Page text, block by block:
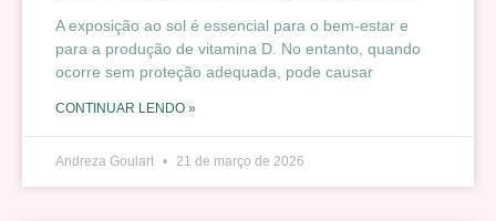
A exposição ao sol é essencial para o bem-estar e
para a produção de vitamina D. No entanto, quando
ocorre sem proteção adequada, pode causar
CONTINUAR LENDO »
Andreza Goulart 21 de março de 2026